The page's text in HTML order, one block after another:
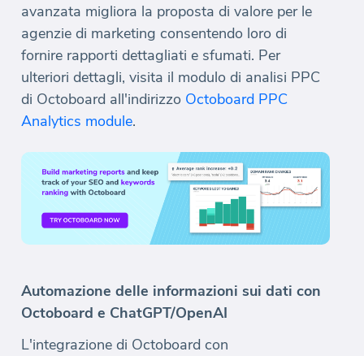
avanzata migliora la proposta di valore per le
agenzie di marketing consentendo loro di
fornire rapporti dettagliati e sfumati. Per
ulteriori dettagli, visita il modulo di analisi PPC
di Octoboard all'indirizzo Octoboard PPC
Analytics module.
Automazione delle informazioni sui dati con
Octoboard e ChatGPT/OpenAI
L'integrazione di Octoboard con